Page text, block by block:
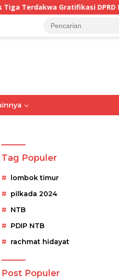
DPRD NTB Tegaskan
Tag Populer
lombok timur
pilkada 2024
NTB
PDIP NTB
rachmat hidayat
Post Populer